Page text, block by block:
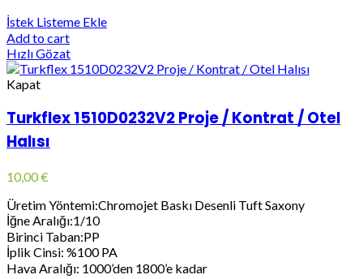
İstek Listeme Ekle
Add to cart
Hızlı Gözat
Kapat
Turkflex 1510D0232V2 Proje / Kontrat / Otel
Halısı
10,00€
Üretim Yöntemi:Chromojet Baskı Desenli Tuft Saxony
İğne Aralığı:1/10
Birinci Taban:PP
İplik Cinsi: %100 PA
Hava Aralığı: 1000’den 1800’e kadar